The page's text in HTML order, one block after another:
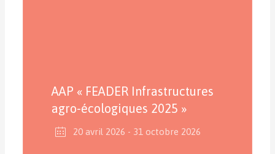
AAP « FEADER Infrastructures
agro-écologiques 2025 »
20 avril 2026 - 31 octobre 2026